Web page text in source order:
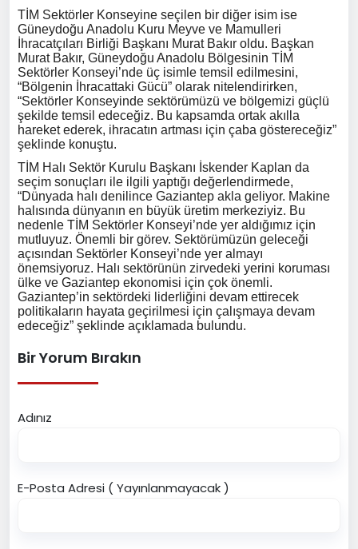
TİM Sektörler Konseyine seçilen bir diğer isim ise
Güneydoğu Anadolu Kuru Meyve ve Mamulleri
İhracatçıları Birliği Başkanı Murat Bakır oldu. Başkan
Murat Bakır, Güneydoğu Anadolu Bölgesinin TİM
Sektörler Konseyi’nde üç isimle temsil edilmesini,
“Bölgenin İhracattaki Gücü” olarak nitelendirirken,
“Sektörler Konseyinde sektörümüzü ve bölgemizi güçlü
şekilde temsil edeceğiz. Bu kapsamda ortak akılla
hareket ederek, ihracatın artması için çaba göstereceğiz”
şeklinde konuştu.
TİM Halı Sektör Kurulu Başkanı İskender Kaplan da
seçim sonuçları ile ilgili yaptığı değerlendirmede,
“Dünyada halı denilince Gaziantep akla geliyor. Makine
halısında dünyanın en büyük üretim merkeziyiz. Bu
nedenle TİM Sektörler Konseyi’nde yer aldığımız için
mutluyuz. Önemli bir görev. Sektörümüzün geleceği
açısından Sektörler Konseyi’nde yer almayı
önemsiyoruz. Halı sektörünün zirvedeki yerini koruması
ülke ve Gaziantep ekonomisi için çok önemli.
Gaziantep’in sektördeki liderliğini devam ettirecek
politikaların hayata geçirilmesi için çalışmaya devam
edeceğiz” şeklinde açıklamada bulundu.
Bir Yorum Bırakın
Adınız
E-Posta Adresi ( Yayınlanmayacak )